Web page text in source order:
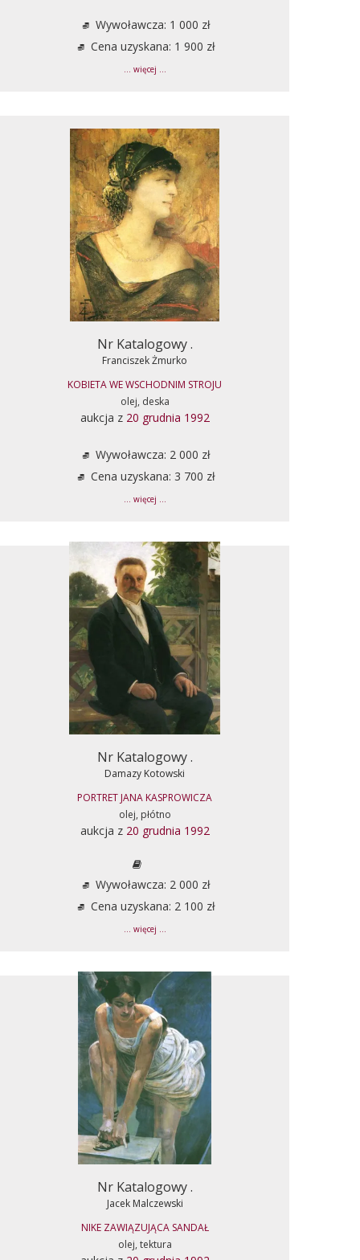
Wywoławcza: 1 000 zł
Cena uzyskana: 1 900 zł
... więcej ...
Nr Katalogowy .
Franciszek Żmurko
KOBIETA WE WSCHODNIM STROJU
olej, deska
aukcja z 20 grudnia 1992
Wywoławcza: 2 000 zł
Cena uzyskana: 3 700 zł
... więcej ...
Nr Katalogowy .
Damazy Kotowski
PORTRET JANA KASPROWICZA
olej, płótno
aukcja z 20 grudnia 1992
Wywoławcza: 2 000 zł
Cena uzyskana: 2 100 zł
... więcej ...
Nr Katalogowy .
Jacek Malczewski
NIKE ZAWIĄZUJĄCA SANDAŁ
olej, tektura